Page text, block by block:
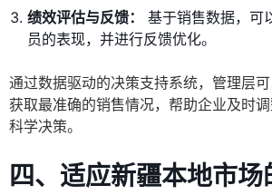
绩效评估与反馈：
基于销售数据，可
员的表现，并进行反馈优化。
通过数据驱动的决策支持系统，管理层
获取最准确的销售情况，帮助企业及时
科学决策。
四、适应新疆本地市